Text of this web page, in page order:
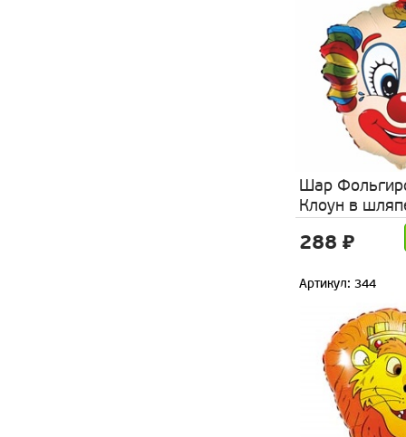
Шар
Клоун в
288 ₽
Артикул: 344